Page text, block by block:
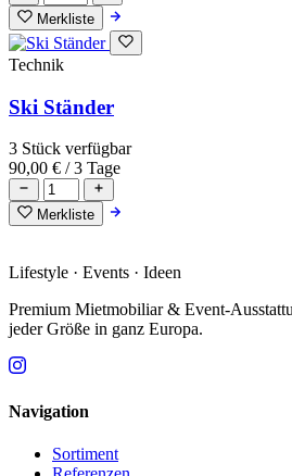
Merkliste
Technik
Ski Ständer
3 Stück verfügbar
90,00 € / 3 Tage
Merkliste
Lifestyle · Events · Ideen
Premium Mietmobiliar & Event-
jeder Größe in ganz Europa.
Navigation
Sortiment